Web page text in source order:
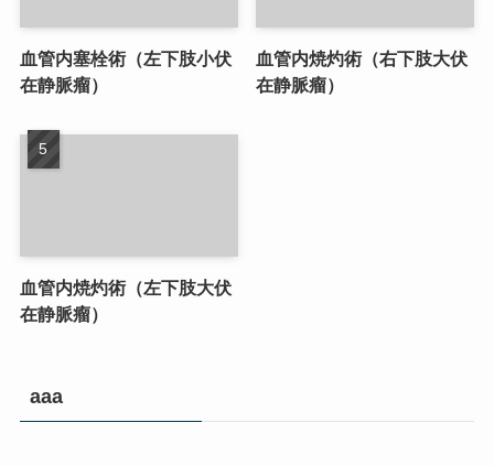
血管内塞栓術（左下肢小伏
在静脈瘤）
血管内焼灼術（右下肢大伏
在静脈瘤）
血管内焼灼術（左下肢大伏
在静脈瘤）
aaa